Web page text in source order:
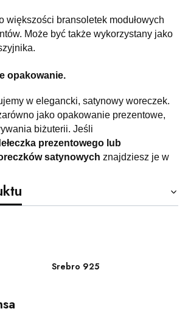
większości bransoletek modułowych
Może być także wykorzystany jako
opakowanie.
w elegancki, satynowy woreczek.
jako opakowanie prezentowe,
biżuterii. Jeśli
prezentowego lub
satynowych znajdziesz je w
Srebro 925